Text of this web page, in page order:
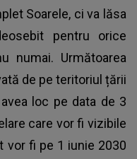
Soarele, ci va lăsa
pentru orice
numai. Următoarea
de pe teritoriul țării
loc pe data de 3
care vor fi vizibile
vor fi pe 1 iunie 2030